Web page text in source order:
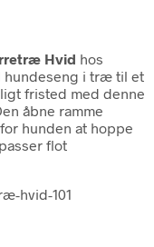
Hvid hos
hundeseng i træ til et
fristed med denne
åbne ramme
hunden at hoppe
flot
hvid-101